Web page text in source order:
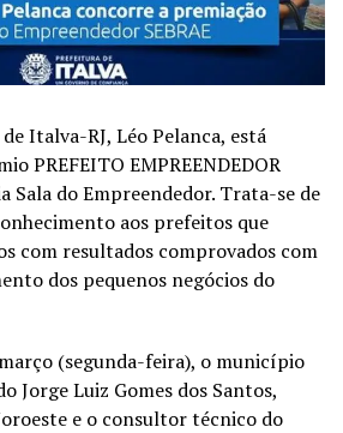
Italva-RJ, Léo Pelanca, está
PREFEITO EMPREENDEDOR
Sala do Empreendedor. Trata-se de
aos prefeitos que
com resultados comprovados com
dos pequenos negócios do
(segunda-feira), o município
Jorge Luiz Gomes dos Santos,
e o consultor técnico do